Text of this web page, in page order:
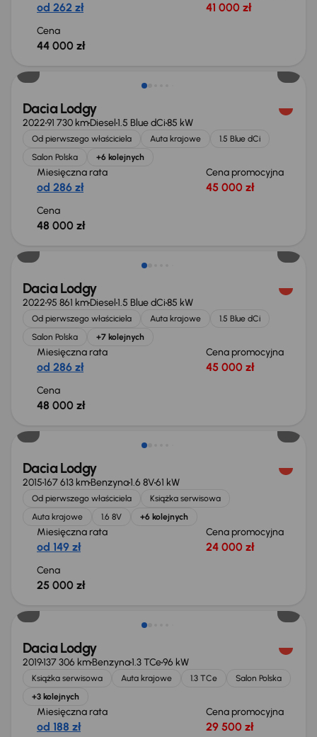
od 262 zł 41 000 zł
Cena
44 000 zł
Dacia Lodgy
202291 730 kmDiesel1.5 Blue dCi85 kW
Od pierwszego właściciela Auta krajowe
1.5 Blue dCi
Salon Polska
+6 kolejnych
Miesięczna rata
od 286 zł
Cena promocyjna
45 000 zł
Cena
48 000 zł
Możliwość odliczenia VAT
Dacia Lodgy
202295 861 kmDiesel1.5 Blue dCi85 kW
Od pierwszego właściciela Auta krajowe
1.5 Blue dCi
Salon Polska
+7 kolejnych
Miesięczna rata
od 286 zł
Cena promocyjna
45 000 zł
Cena
48 000 zł
Dacia Lodgy
2015167 613 kmBenzyna1.6 8V61 kW
Od pierwszego właściciela
Książka serwisowa
Auta krajowe
1.6 8V +6 kolejnych
Miesięczna rata
od 149 zł
Cena promocyjna
24 000 zł
Cena
25 000 zł
Dacia Lodgy
2019137 306 kmBenzyna1.3 TCe96 kW
Książka serwisowa Auta krajowe 1.3 TCe
Salon Polska
+3 kolejnych
Miesięczna rata
od 188 zł
Cena promocyjna
29 500 zł